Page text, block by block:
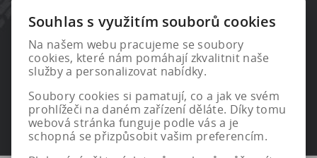
Souhlas s využitím souborů cookies
Na našem webu pracujeme se soubory
cookies, které nám pomáhají zkvalitnit naše
služby a personalizovat nabídky.
Soubory cookies si pamatují, co a jak ve svém
prohlížeči na daném zařízení děláte. Díky tomu
webová stránka funguje podle vás a je
schopná se přizpůsobit vašim preferencím.